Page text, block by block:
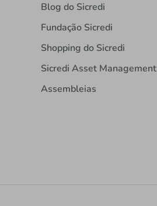
Blog do Sicredi
Fundação Sicredi
Shopping do Sicredi
Sicredi Asset Management
Assembleias